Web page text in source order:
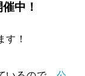
中！
す！